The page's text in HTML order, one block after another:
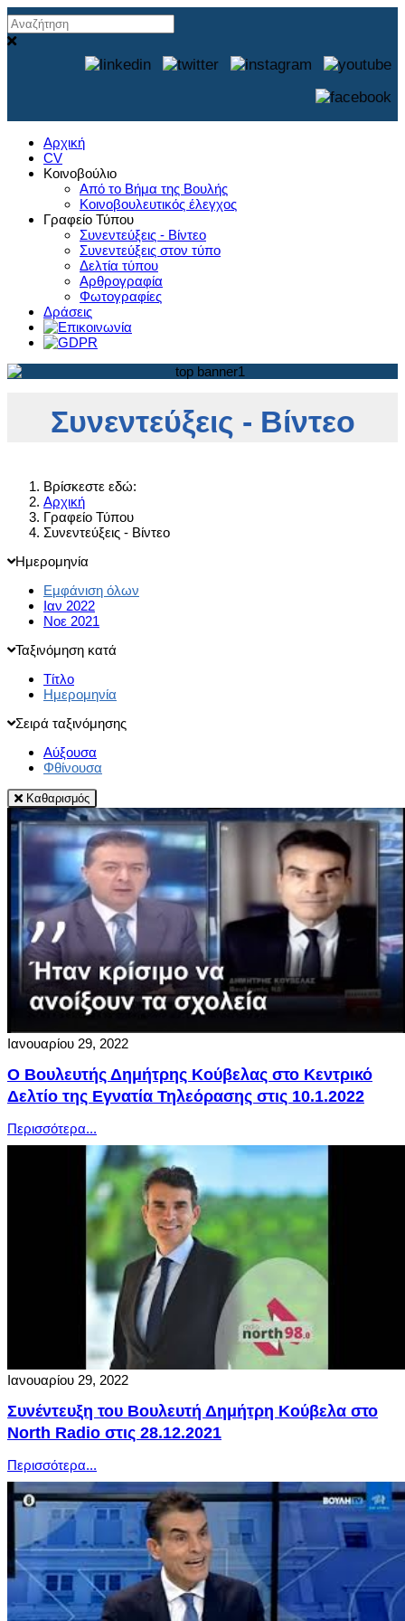
Αρχική
CV
Κοινοβούλιο
Από το Βήμα της Βουλής
Κοινοβουλευτικός έλεγχος
Γραφείο Τύπου
Συνεντεύξεις - Βίντεο
Συνεντεύξεις στον τύπο
Δελτία τύπου
Αρθρογραφία
Φωτογραφίες
Δράσεις
Συνεντεύξεις - Βίντεο
Βρίσκεστε εδώ:
Αρχική
Γραφείο Τύπου
Συνεντεύξεις - Βίντεο
Ημερομηνία
Εμφάνιση όλων
Ιαν 2022
Νοε 2021
Ταξινόμηση κατά
Τίτλο
Ημερομηνία
Σειρά ταξινόμησης
Αύξουσα
Φθίνουσα
Καθαρισμός
Ιανουαρίου 29, 2022
Ο Βουλευτής Δημήτρης Κούβελας στο Κεντρικό
Δελτίο της Εγνατία Τηλεόρασης στις 10.1.2022
Περισσότερα...
Ιανουαρίου 29, 2022
Συνέντευξη του Βουλευτή Δημήτρη Κούβελα στο
North Radio στις 28.12.2021
Περισσότερα...